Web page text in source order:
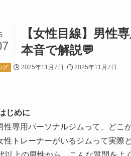
【女性目線】男性
本音で解説💬
グ 2025年11月7日 2025年11月7日
じめに
性専用パーソナルジムって、どこ
性トレーナーがいるジムって実際